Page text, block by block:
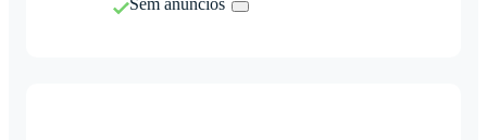
Sem anúncios